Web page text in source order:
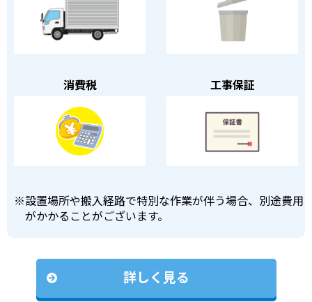
消費税 工事保証
※設置場所や搬入経路で特別な作業が伴う場合、別途費用
がかかることがございます。
詳しく見る